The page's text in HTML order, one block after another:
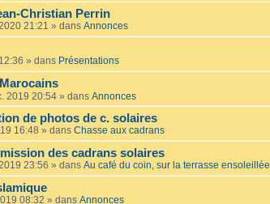
Christian Perrin
21:21 » dans Annonces
» dans Présentations
2019 20:54 » dans Annonces
de photos de c. solaires
16:48 » dans Chasse aux cadrans
des cadrans solaires
23:56 » dans Au café du coin, sur la terrasse ensoleillée
08:32 » dans Annonces